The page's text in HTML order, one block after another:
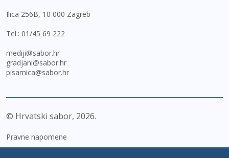
Ilica 256B, 10 000 Zagreb
Tel.: 01/45 69 222
mediji@sabor.hr
gradjani@sabor.hr
pisarnica@sabor.hr
© Hrvatski sabor, 2026
Pravne napomene